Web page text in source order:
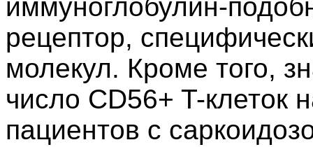
иммуноглобулин-
рецептор,
молекул. Кроме того,
число CD56+ T-клеток
пациентов с